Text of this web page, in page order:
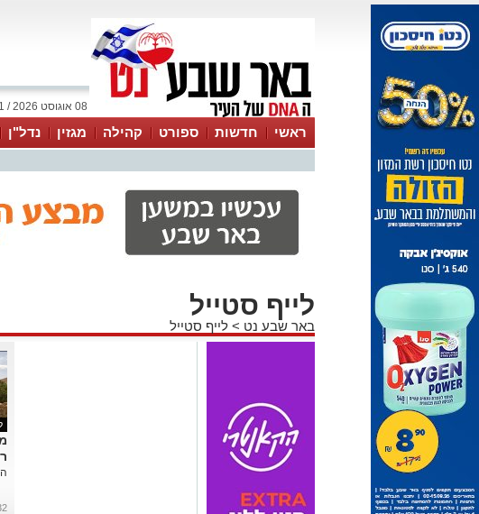
08 אוגוסט 2026 / 20:21
ראשי חדשות ספורט קהילה מגזין נדל"ן
לייף סטייל
באר שבע נט > לייף סטייל